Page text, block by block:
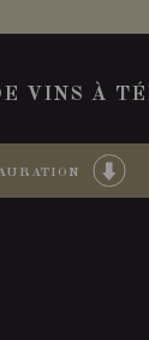
VINS À